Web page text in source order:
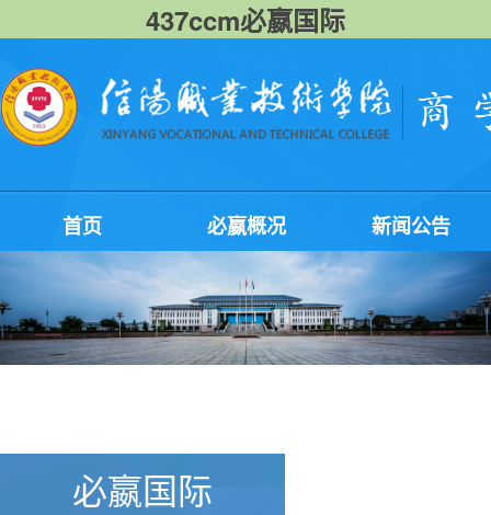
437ccm必嬴国际
首页 必嬴概况 新闻公告
必嬴国际